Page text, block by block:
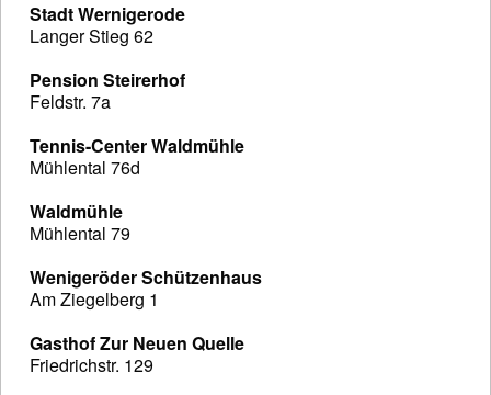
Stadt Wernigerode
Langer Stieg 62
Pension Steirerhof
Feldstr. 7a
Tennis-Center Waldmühle
Mühlental 76d
Waldmühle
Mühlental 79
Wenigeröder Schützenhaus
Am Ziegelberg 1
Gasthof Zur Neuen Quelle
Friedrichstr. 129